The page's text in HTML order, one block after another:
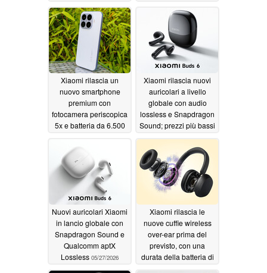
06/15/2026
Xiaomi rilascia un
nuovo smartphone
premium con
fotocamera periscopica
5x e batteria da 6.500
Xiaomi rilascia nuovi
auricolari a livello
globale con audio
lossless e Snapdragon
Sound; prezzi più bassi
05/28/2026
Nuovi auricolari Xiaomi
in lancio globale con
Snapdragon Sound e
Qualcomm aptX
Lossless 05/27/2026
Xiaomi rilascia le
nuove cuffie wireless
over-ear prima del
previsto, con una
durata della batteria di
05/26/2026